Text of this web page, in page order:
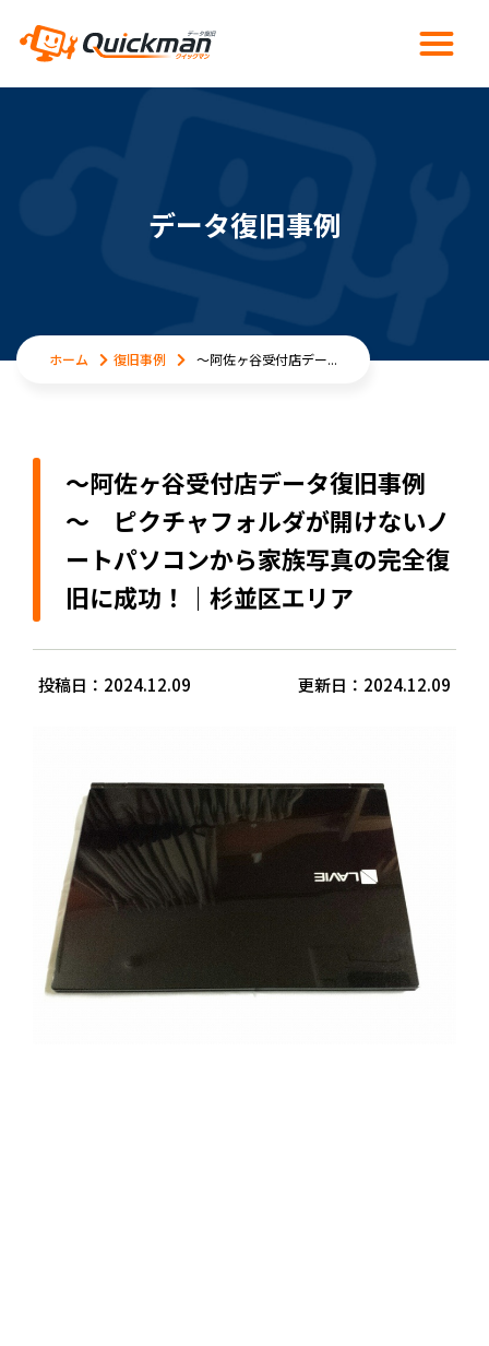
データ復旧事例
ホーム 復旧事例 ～阿佐ヶ谷受付店デー...
～阿佐ヶ谷受付店データ復旧事例
～ ピクチャフォルダが開けないノ
ートパソコンから家族写真の完全復
旧に成功！｜杉並区エリア
投稿日：2024.12.09 更新日：2024.12.09